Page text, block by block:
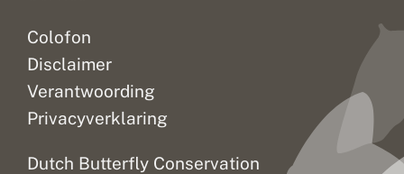
Colofon
Disclaimer
Verantwoording
Privacyverklaring
Dutch Butterfly Conservation